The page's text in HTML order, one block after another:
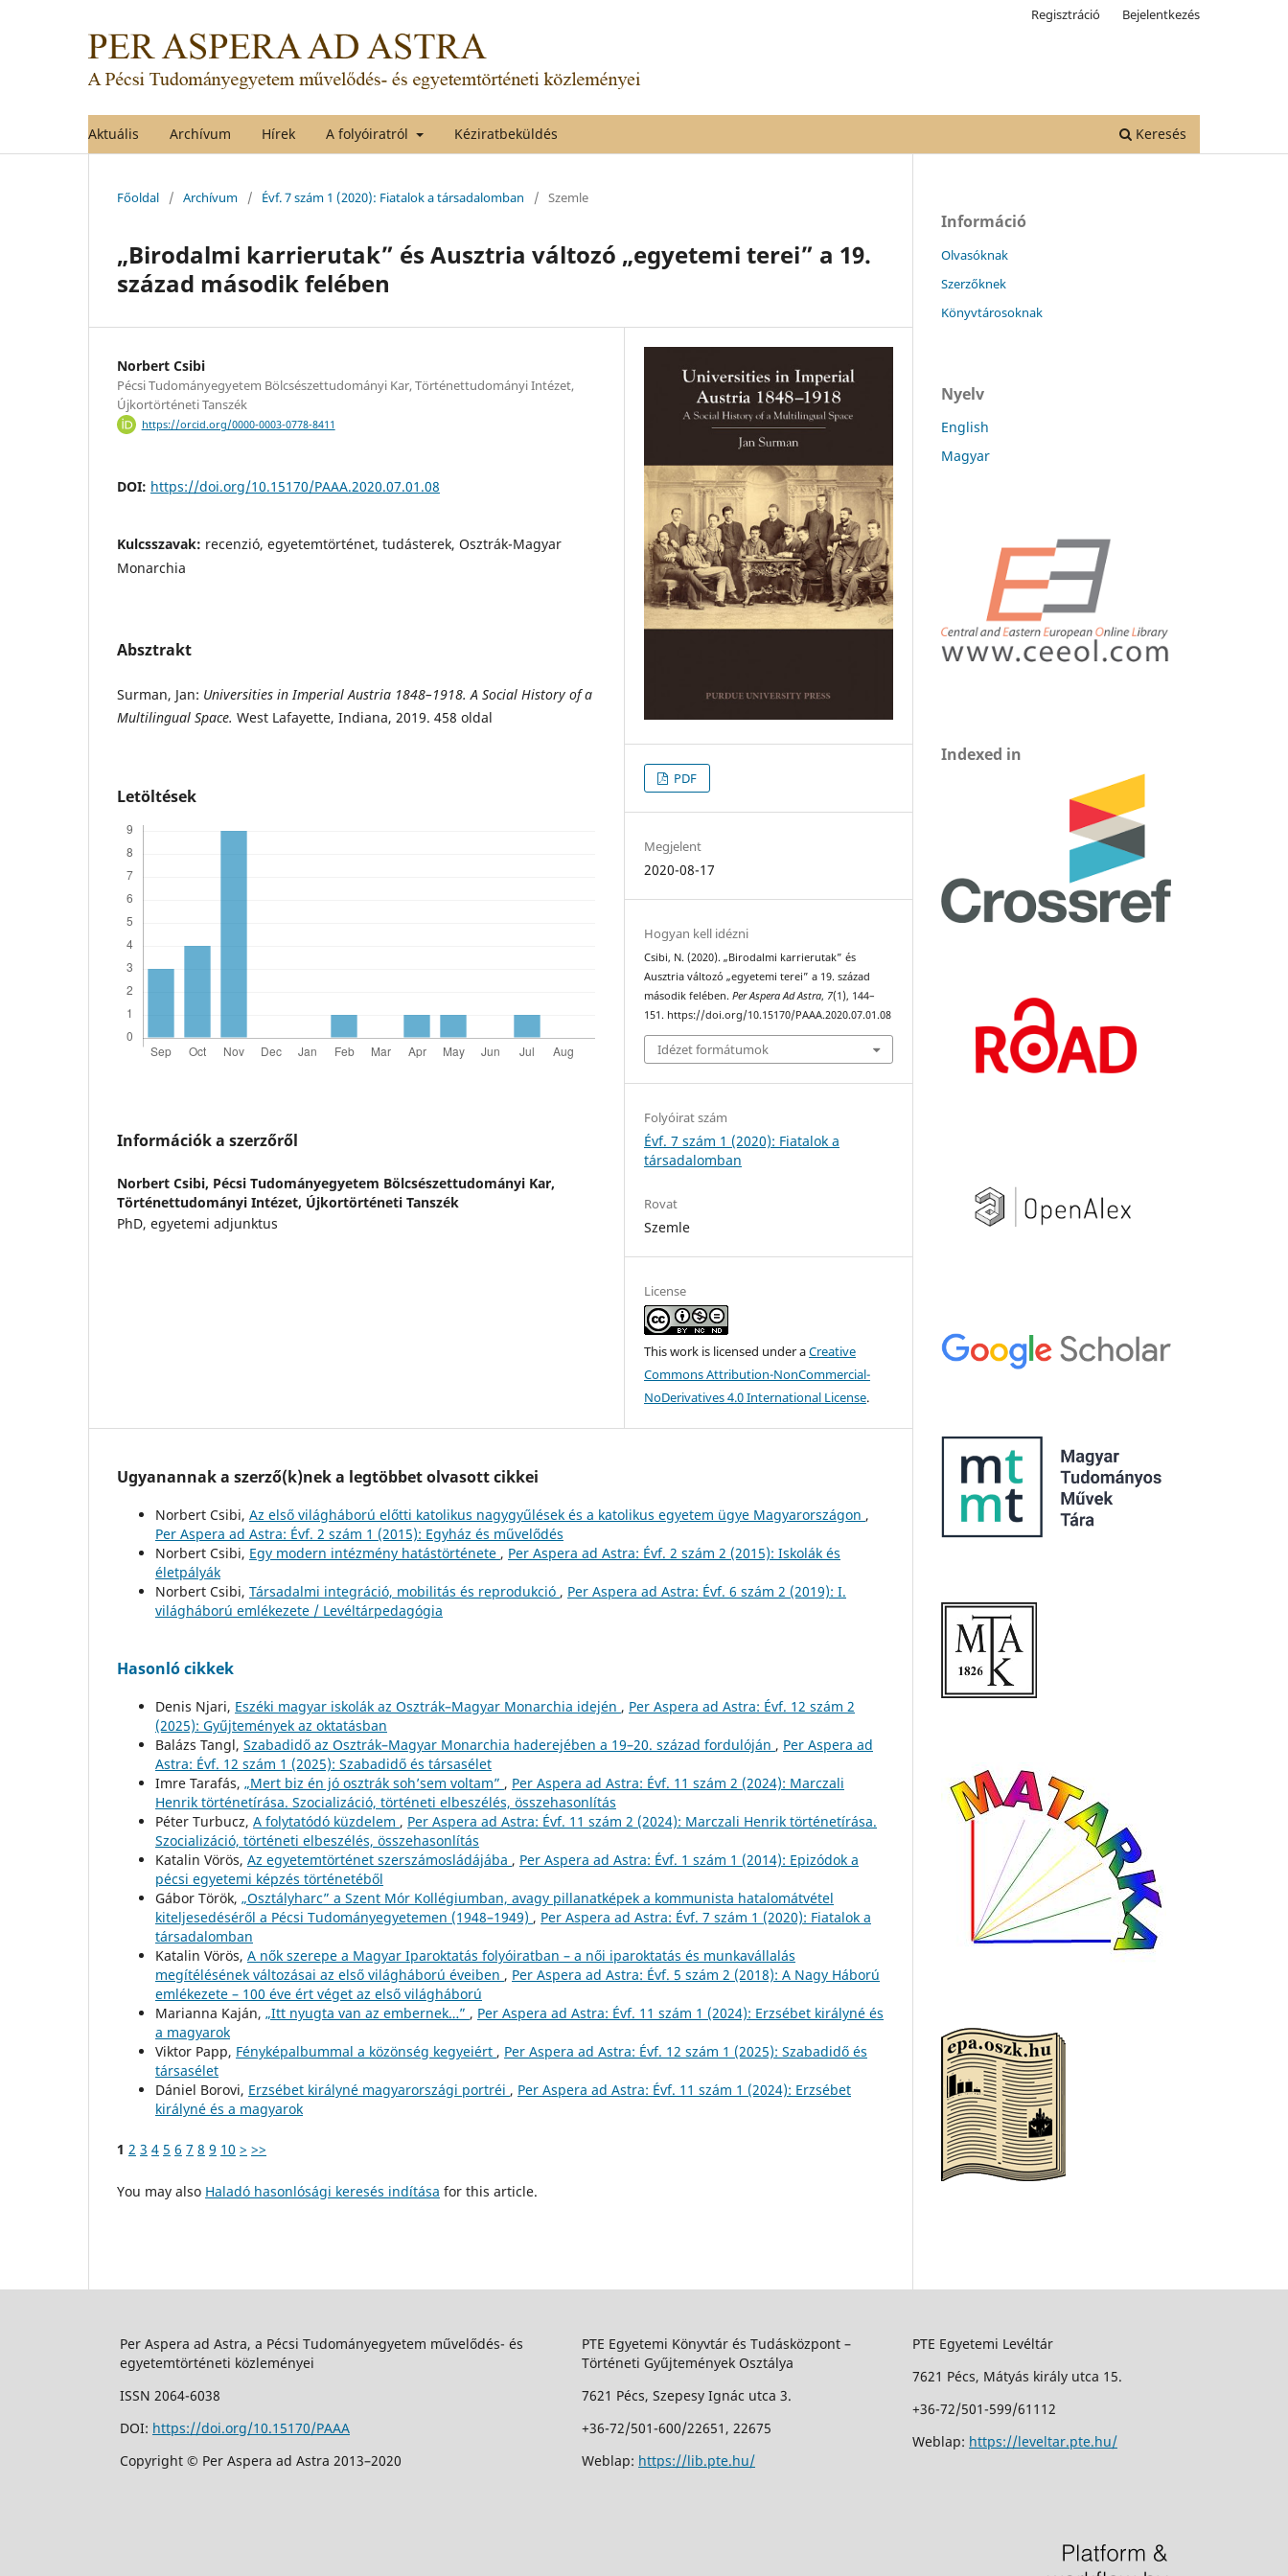
Aktuális Archívum Hírek A folyóiratról Kéziratbeküldés Keresés
Regisztráció Bejelentkezés
Főoldal / Archívum / Évf. 7 szám 1 (2020): Fiatalok a társadalomban / Szemle
„Birodalmi karrierutak” és Ausztria változó „egyetemi terei” a 19.
század második felében
Norbert Csibi
Pécsi Tudományegyetem Bölcsészettudományi Kar, Történettudományi Intézet,
Újkortörténeti Tanszék
https://orcid.org/0000-0003-0778-8411
DOI: https://doi.org/10.15170/PAAA.2020.07.01.08
Kulcsszavak: recenzió, egyetemtörténet, tudásterek, Osztrák-Magyar
Monarchia
Absztrakt
Surman, Jan: Universities in Imperial Austria 1848–1918. A Social History of a
Multilingual Space. West Lafayette, Indiana, 2019. 458 oldal
Letöltések
Információk a szerzőről
Norbert Csibi, Pécsi Tudományegyetem Bölcsészettudományi Kar,
Történettudományi Intézet, Újkortörténeti Tanszék
PhD, egyetemi adjunktus
PDF
Megjelent
2020-08-17
Hogyan kell idézni
Csibi, N. (2020). „Birodalmi karrierutak” és
Ausztria változó „egyetemi terei” a 19. század
második felében.Per Aspera Ad Astra, 7(1), 144–
151. https://doi.org/10.15170/PAAA.2020.07.01.08
Idézet formátumok
Folyóirat szám
Évf. 7 szám 1 (2020): Fiatalok a
társadalomban
Rovat
Szemle
License
This work is licensed under aCreative
Commons Attribution-NonCommercial-
NoDerivatives 4.0 International License.
Ugyanannak a szerző(k)nek a legtöbbet olvasott cikkei
Norbert Csibi, Az első világháború előtti katolikus nagygyűlések és a katolikus egyetem ügye Magyarországon ,
Per Aspera ad Astra: Évf. 2 szám 1 (2015): Egyház és művelődés
Norbert Csibi, Egy modern intézmény hatástörténete , Per Aspera ad Astra: Évf. 2 szám 2 (2015): Iskolák és
életpályák
Norbert Csibi, Társadalmi integráció, mobilitás és reprodukció , Per Aspera ad Astra: Évf. 6 szám 2 (2019): I.
világháború emlékezete / Levéltárpedagógia
Hasonló cikkek
Denis Njari, Eszéki magyar iskolák az Osztrák–Magyar Monarchia idején , Per Aspera ad Astra: Évf. 12 szám 2
(2025): Gyűjtemények az oktatásban
Balázs Tangl, Szabadidő az Osztrák–Magyar Monarchia haderejében a 19–20. század fordulóján , Per Aspera ad
Astra: Évf. 12 szám 1 (2025): Szabadidő és társasélet
Imre Tarafás, „Mert biz én jó osztrák soh’sem voltam” , Per Aspera ad Astra: Évf. 11 szám 2 (2024): Marczali
Henrik történetírása. Szocializáció, történeti elbeszélés, összehasonlítás
Péter Turbucz, A folytatódó küzdelem , Per Aspera ad Astra: Évf. 11 szám 2 (2024): Marczali Henrik történetírása.
Szocializáció, történeti elbeszélés, összehasonlítás
Katalin Vörös, Az egyetemtörténet szerszámosládájába , Per Aspera ad Astra: Évf. 1 szám 1 (2014): Epizódok a
pécsi egyetemi képzés történetéből
Gábor Török, „Osztályharc” a Szent Mór Kollégiumban, avagy pillanatképek a kommunista hatalomátvétel
kiteljesedéséről a Pécsi Tudományegyetemen (1948–1949) , Per Aspera ad Astra: Évf. 7 szám 1 (2020): Fiatalok a
társadalomban
Katalin Vörös, A nők szerepe a Magyar Iparoktatás folyóiratban – a női iparoktatás és munkavállalás
megítélésének változásai az első világháború éveiben , Per Aspera ad Astra: Évf. 5 szám 2 (2018): A Nagy Háború
emlékezete – 100 éve ért véget az első világháború
Marianna Kaján, „Itt nyugta van az embernek…” , Per Aspera ad Astra: Évf. 11 szám 1 (2024): Erzsébet királyné és
a magyarok
Viktor Papp, Fényképalbummal a közönség kegyeiért , Per Aspera ad Astra: Évf. 12 szám 1 (2025): Szabadidő és
társasélet
Dániel Borovi, Erzsébet királyné magyarországi portréi , Per Aspera ad Astra: Évf. 11 szám 1 (2024): Erzsébet
királyné és a magyarok
1 2 3 4 5 6 7 8 9 10 > >>
You may also Haladó hasonlósági keresés indítása for this article.
Információ
Olvasóknak
Szerzőknek
Könyvtárosoknak
Nyelv
English
Magyar
Indexed in
Per Aspera ad Astra, a Pécsi Tudományegyetem művelődés- és
egyetemtörténeti közleményei
ISSN 2064-6038
DOI: https://doi.org/10.15170/PAAA
Copyright © Per Aspera ad Astra 2013–2020
PTE Egyetemi Könyvtár és Tudásközpont –
Történeti Gyűjtemények Osztálya
7621 Pécs, Szepesy Ignác utca 3.
+36-72/501-600/22651, 22675
Weblap: https://lib.pte.hu/
PTE Egyetemi Levéltár
7621 Pécs, Mátyás király utca 15.
+36-72/501-599/61112
Weblap: https://leveltar.pte.hu/